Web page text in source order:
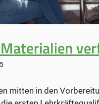
mitten in den